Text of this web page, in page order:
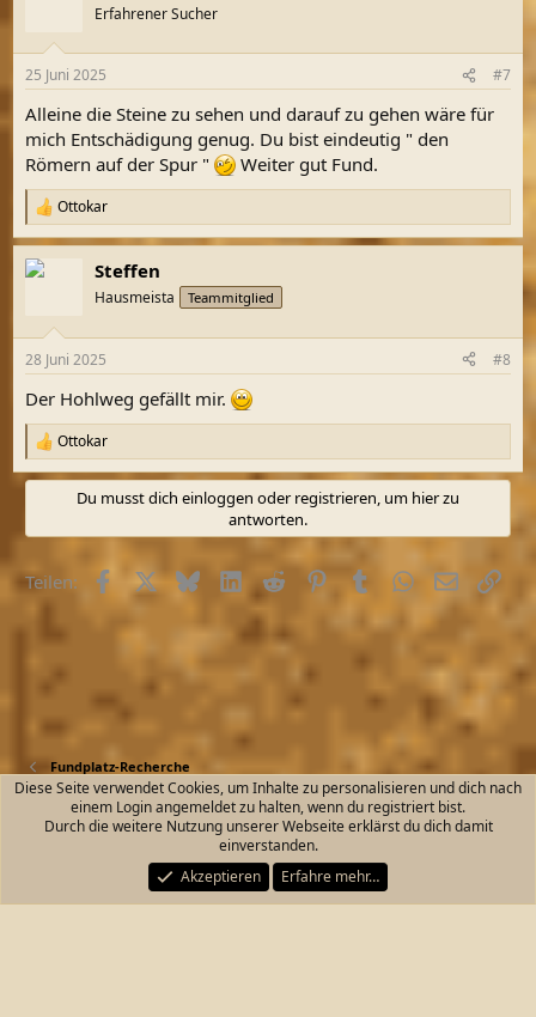
e
:
Erfahrener Sucher
25 Juni 2025 #7
Alleine die Steine zu sehen und darauf zu gehen wäre für
mich Entschädigung genug. Du bist eindeutig " den
Römern auf der Spur "
Weiter gut Fund.
R
e
a
k
e
:
Ottokar
Steffen
Hausmeista Teammitglied
28 Juni 2025 #8
Der Hohlweg gefällt mir.
R
e
a
i
n
Ottokar
Du musst dich einloggen oder registrieren, um hier zu
antworten.
Teilen: FacebookX (Twitter)
BlueskyLinkedInReddit PinterestTumblrWhatsApp
E-MailLink
Fundplatz-Recherche
Kontakt Nutzungsbedingungen
Datenschutz
Start
R
S
Community platform by XenForo® © 2010-2026 XenForo Ltd.
Diese Seite verwendet Cookies, um Inhalte zu personalisieren und dich nach
einem Login angemeldet zu halten, wenn du registriert bist.
Durch die weitere Nutzung unserer Webseite erklärst du dich damit
einverstanden.
Akzeptieren
Erfahre mehr…